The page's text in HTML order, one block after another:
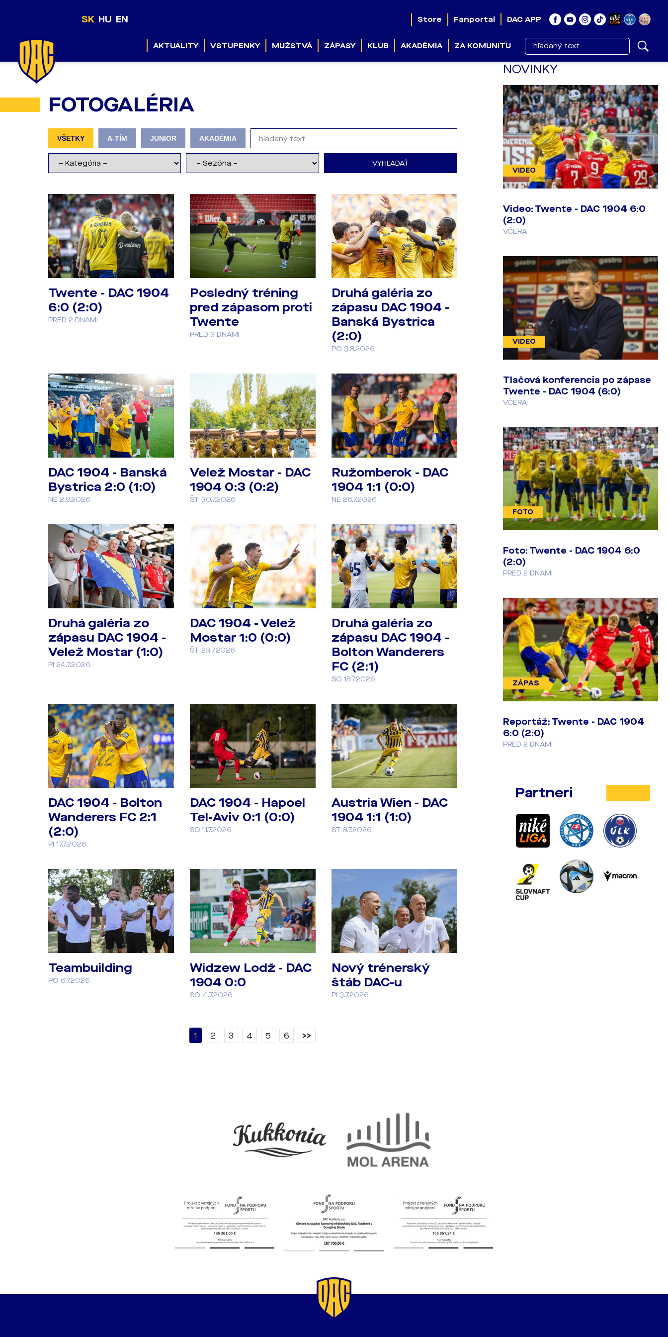
SK HU EN Store Fanportal DAC APP
AKTUALITY VSTUPENKY MUŽSTVÁ ZÁPASY KLUB AKADÉMIA ZA KOMUNITU
FOTOGALÉRIA
VŠETKY A-TÍM JUNIOR AKADÉMIA
VYHĽADAŤ
Twente - DAC 1904
6:0 (2:0)
PRED 2 DNAMI
Posledný tréning
pred zápasom proti
Twente
PRED 3 DNAMI
Druhá galéria zo
zápasu DAC 1904 -
Banská Bystrica
(2:0)
PO 3.8.2026
DAC 1904 - Banská
Bystrica 2:0 (1:0)
NE 2.8.2026
Velež Mostar - DAC
1904 0:3 (0:2)
ŠT 30.7.2026
Ružomberok - DAC
1904 1:1 (0:0)
NE 26.7.2026
Druhá galéria zo
zápasu DAC 1904 -
Velež Mostar (1:0)
PI 24.7.2026
DAC 1904 - Velež
Mostar 1:0 (0:0)
ŠT 23.7.2026
Druhá galéria zo
zápasu DAC 1904 -
Bolton Wanderers
FC (2:1)
SO 18.7.2026
DAC 1904 - Bolton
Wanderers FC 2:1
(2:0)
PI 17.7.2026
DAC 1904 - Hapoel
Tel-Aviv 0:1 (0:0)
SO 11.7.2026
Austria Wien - DAC
1904 1:1 (1:0)
ST 8.7.2026
Teambuilding
PO 6.7.2026
Widzew Lodž - DAC
1904 0:0
SO 4.7.2026
Nový trénerský
štáb DAC-u
PI 3.7.2026
1 2 3 4 5 6 >>
NOVINKY
VIDEO
Video: Twente - DAC 1904 6:0
(2:0)
VČERA
VIDEO
Tlačová konferencia po zápase
Twente - DAC 1904 (6:0)
VČERA
FOTO
Foto: Twente - DAC 1904 6:0
(2:0)
PRED 2 DNAMI
ZÁPAS
Reportáž: Twente - DAC 1904
6:0 (2:0)
PRED 2 DNAMI
Partneri